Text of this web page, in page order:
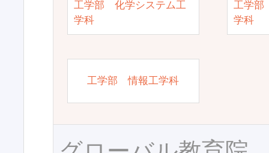
工学部 化学システム工
学科
工学部
学科
工学部 情報工学科